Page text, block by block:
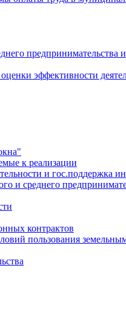
эффективности
к реализации
и гос.поддержка
и среднего
контрактов
пользования